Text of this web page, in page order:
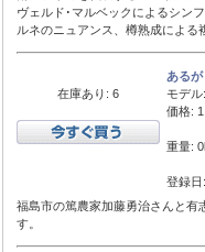
ヴェルド･マルベックによるシン
ルネのニュアンス、樽熟成によ
在庫あり: 6
ある
モデル:
価格:
重量:
登録
福島市の篤農家加藤勇治さんと有
す。